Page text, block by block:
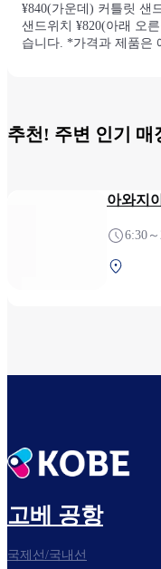
¥840(가운데) 커틀릿 샌
샌드위치 ¥820(아래 오
습니다. *가격과 제품은
추천! 주변 인기 매
아와지
6:30
고베 공항
국제선/국내선